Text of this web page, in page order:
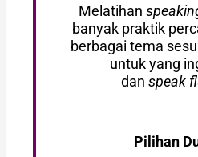
Melatihan
banyak praktik
berbagai tema
untuk yang
dan speak
Pilihan